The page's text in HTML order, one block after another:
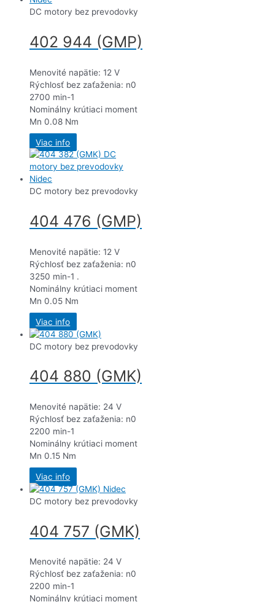
DC motory bez prevodovky
402 944 (GMP)
Menovité napätie: 12 V
Rýchlosť bez zaťaženia: n0
2700 min-1
Nominálny krútiaci moment
Mn 0.08 Nm
Viac info
DC motory bez prevodovky
404 476 (GMP)
Menovité napätie: 12 V
Rýchlosť bez zaťaženia: n0
3250 min-1 .
Nominálny krútiaci moment
Mn 0.05 Nm
Viac info
DC motory bez prevodovky
404 880 (GMK)
Menovité napätie: 24 V
Rýchlosť bez zaťaženia: n0
2200 min-1
Nominálny krútiaci moment
Mn 0.15 Nm
Viac info
DC motory bez prevodovky
404 757 (GMK)
Menovité napätie: 24 V
Rýchlosť bez zaťaženia: n0
2200 min-1
Nominálny krútiaci moment